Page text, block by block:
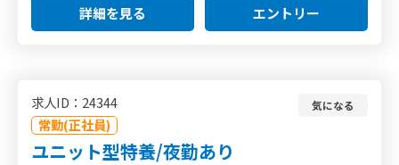
詳細を見る エントリー
求人ID：24344
常勤(正社員)
気になる
ユニット型特養/夜勤あり